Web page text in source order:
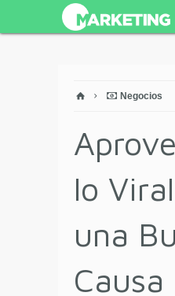
Negocios
lo
una
Causa